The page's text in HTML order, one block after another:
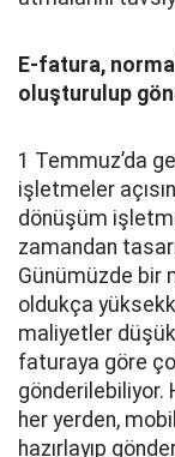
E-fatura,
oluşturulup
1 Temmuz’da
işletmeler
dönüşüm
zamandan
Günümüzde bir
oldukça
maliyetler
faturaya göre
her yerden,
hazırlayıp